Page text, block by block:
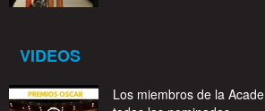
VIDEOS
Los miembros de la